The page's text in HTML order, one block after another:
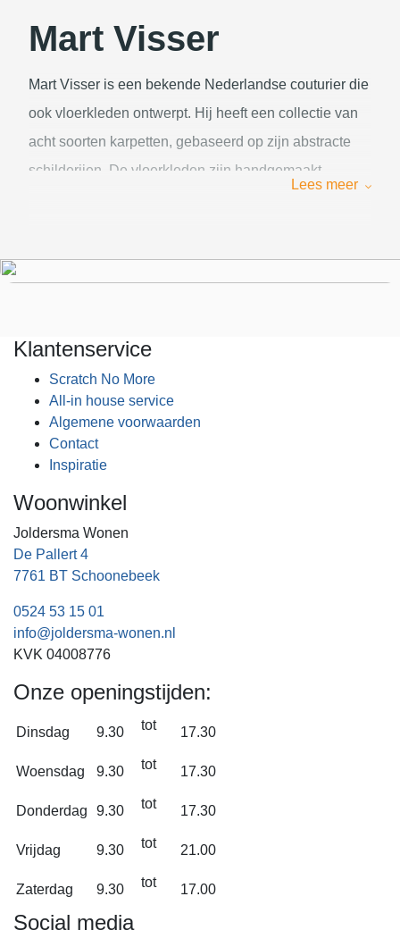
Mart Visser
Mart Visser is een bekende Nederlandse couturier die
ook vloerkleden ontwerpt. Hij heeft een collectie van
acht soorten karpetten, gebaseerd op zijn abstracte
schilderijen. De vloerkleden zijn handgemaakt,
Visser vloerkleden hieronder bestellen en/of bekijken
in onze showroom, je bent van harte welkom.
Lees meer
Klantenservice
Scratch No More
All-in house service
Algemene voorwaarden
Contact
Inspiratie
Woonwinkel
Joldersma Wonen
De Pallert 4
7761 BT Schoonebeek
0524 53 15 01
info@joldersma-wonen.nl
KVK 04008776
Onze openingstijden:
Dinsdag 9.30 tot 17.30
Woensdag 9.30 tot 17.30
Donderdag 9.30 tot 17.30
Vrijdag 9.30 tot 21.00
Zaterdag 9.30 tot 17.00
Social media